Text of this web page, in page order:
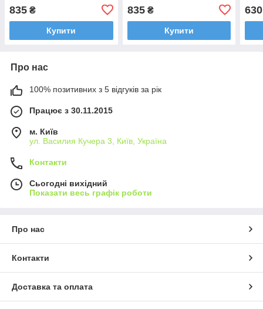
835 ₴
Купити
835₴
Купити
630
Про нас
100% позитивних з 5 відгуків за рік
Працює з 30.11.2015
м. Київ
ул. Василия Кучера 3, Київ, Україна
Контакти
Сьогодні вихідний
Показати весь графік роботи
Про нас
Контакти
Доставка та оплата